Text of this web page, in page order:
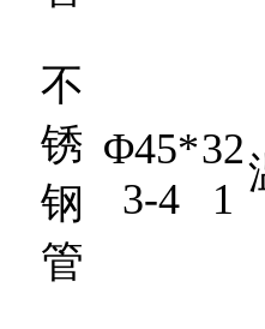
不
锈
钢
管
Φ45*
3-4
32
1